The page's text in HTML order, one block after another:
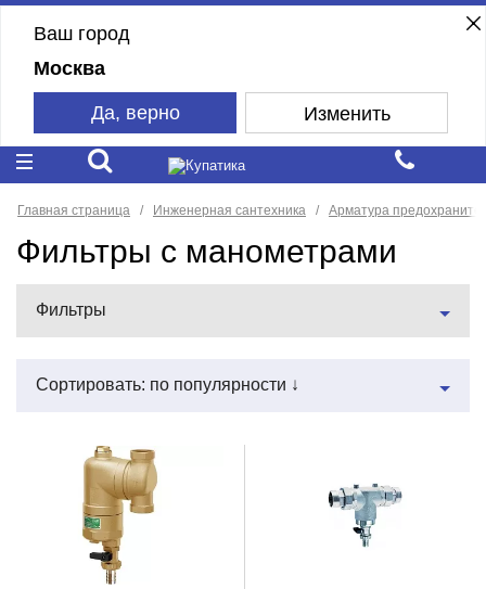
Ваш город
Москва
Да, верно Изменить
Главная страница Инженерная сантехника Арматура
Фильтры с манометрами
Фильтры
Сортировать: по популярности ↓